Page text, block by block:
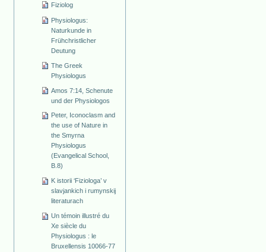
Fiziolog
Physiologus:
Naturkunde in
Frühchristlicher
Deutung
The Greek
Physiologus
Amos 7:14, Schenute
und der Physiologos
Peter, Iconoclasm and
the use of Nature in
the Smyrna
Physiologus
(Evangelical School,
B.8)
K istorii ‘Fiziologa’ v
slavjankich i rumynskij
literaturach
Un témoin illustré du
Xe siècle du
Physiologus : le
Bruxellensis 10066-77